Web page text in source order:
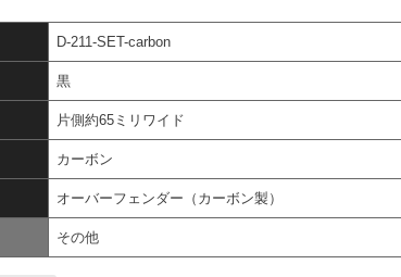
D-211-SET-carbon
黒
片側約65ミリワイド
カーボン
オーバーフェンダー（カーボン製）
その他